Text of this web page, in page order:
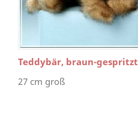
Teddybär, braun-gespritzt
27 cm groß